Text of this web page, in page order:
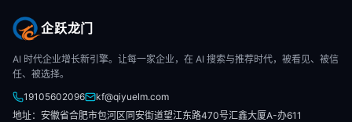
企跃龙门
AI 时代企业增长新引擎。让每一家企业，在 AI 搜索与推荐时代，被看见、被信
任、被选择。
19105602096
kf@qiyuelm.com
地址：安徽省合肥市包河区同安街道望江东路470号汇鑫大厦A-办611